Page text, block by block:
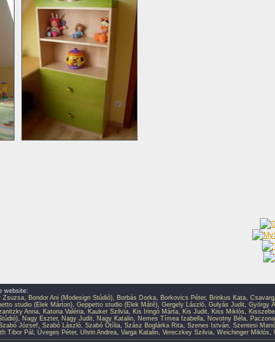
website:
Zsuzsa, Bondor Ani (Modesign Stúdió), Borbás Dorka, Borkovics Péter, Brinkus Kata,
studio (Elek Márton), Geppetto studio (Elek Máté), Gergely László, Gulyás Judit, György
Anna, Katona Valéria, Kauker Szilvia, Kis Iringó Márta, Kis Judit, Kiss Miklós,
, Nagy Eszter, Nagy Judit, Nagy Katalin, Nemes Tímea Izabella, Novotny Béla,
József, Szabó László, Szabó Otília, Szász Boglárka Rita, Szenes István, Szentesi Manó
Tibor Pál, Üveges Péter, Uhrin Andrea, Varga Katalin, Vereczkey Szilvia, Weichinger Miklós,